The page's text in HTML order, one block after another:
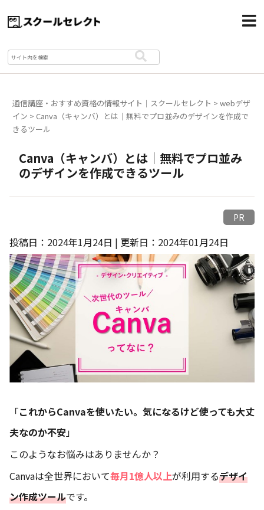
通信講座・おすすめ資格の情報サイト｜スクールセレクト >webデザ
イン > Canva（キャンバ）とは｜無料でプロ並みのデザインを作成で
きるツール
Canva（キャンバ）とは｜無料でプロ並み
のデザインを作成できるツール
PR
投稿日：2024年1月24日 | 更新日：2024年01月24日
「これからCanvaを使いたい。気になるけど使っても大丈
夫なのか不安」
このようなお悩みはありませんか？
Canvaは全世界において毎月1億人以上が利用するデザイ
ン作成ツールです。